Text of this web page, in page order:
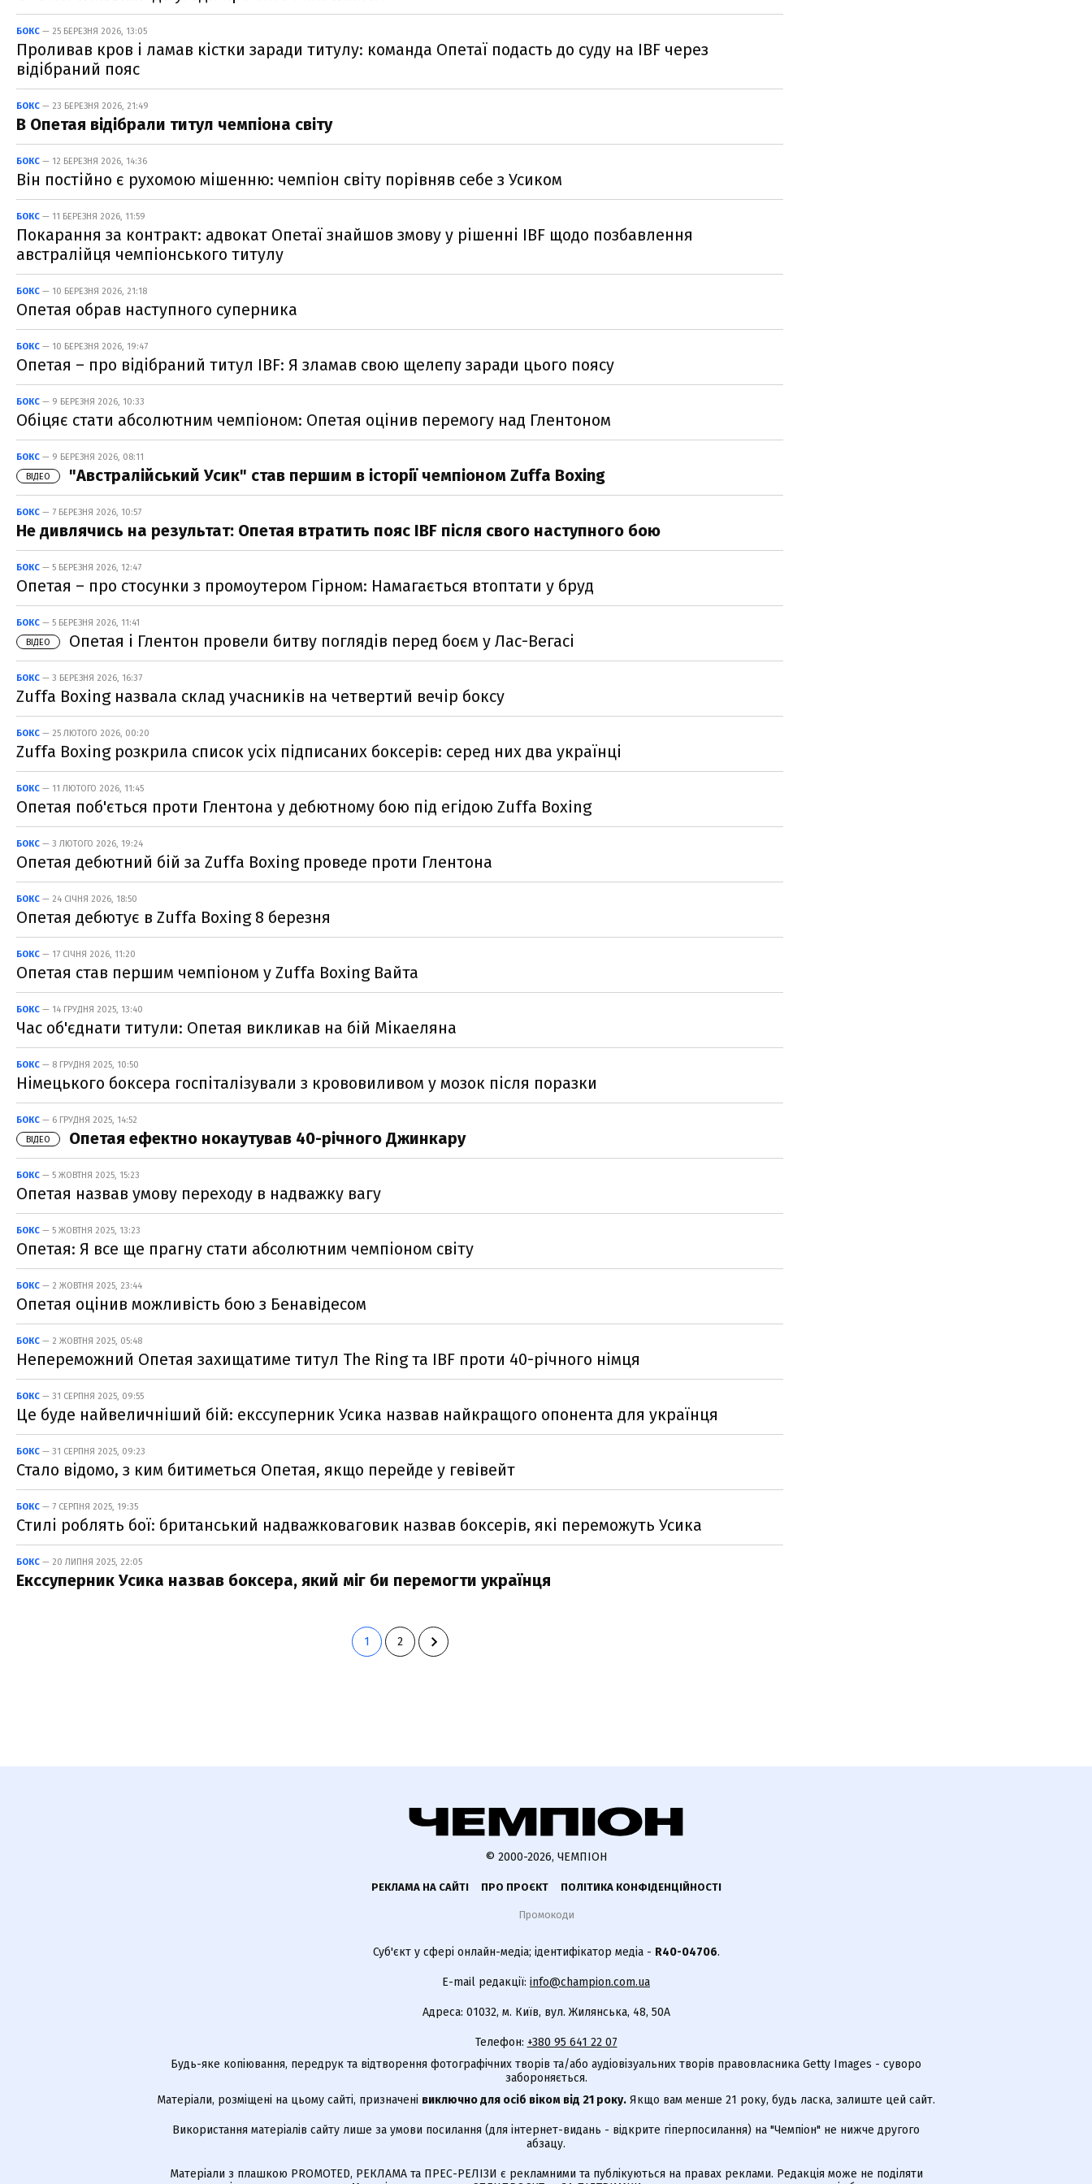
БОКС — 25 БЕРЕЗНЯ 2026, 13:05
Проливав кров і ламав кістки заради титулу: команда Опетаї подасть до суду на IBF через
відібраний пояс
БОКС — 23 БЕРЕЗНЯ 2026, 21:49
В Опетая відібрали титул чемпіона світу
БОКС — 12 БЕРЕЗНЯ 2026, 14:36
Він постійно є рухомою мішенню: чемпіон світу порівняв себе з Усиком
БОКС — 11 БЕРЕЗНЯ 2026, 11:59
Покарання за контракт: адвокат Опетаї знайшов змову у рішенні IBF щодо позбавлення
австралійця чемпіонського титулу
БОКС — 10 БЕРЕЗНЯ 2026, 21:18
Опетая обрав наступного суперника
БОКС — 10 БЕРЕЗНЯ 2026, 19:47
Опетая – про відібраний титул IBF: Я зламав свою щелепу заради цього поясу
БОКС — 9 БЕРЕЗНЯ 2026, 10:33
Обіцяє стати абсолютним чемпіоном: Опетая оцінив перемогу над Глентоном
БОКС — 9 БЕРЕЗНЯ 2026, 08:11
ВІДЕО
"Австралійський Усик" став першим в історії чемпіоном Zuffa Boxing
БОКС — 7 БЕРЕЗНЯ 2026, 10:57
Не дивлячись на результат: Опетая втратить пояс IBF після свого наступного бою
БОКС — 5 БЕРЕЗНЯ 2026, 12:47
Опетая – про стосунки з промоутером Гірном: Намагається втоптати у бруд
БОКС — 5 БЕРЕЗНЯ 2026, 11:41
ВІДЕО
Опетая і Глентон провели битву поглядів перед боєм у Лас-Вегасі
БОКС — 3 БЕРЕЗНЯ 2026, 16:37
Zuffa Boxing назвала склад учасників на четвертий вечір боксу
БОКС — 25 ЛЮТОГО 2026, 00:20
Zuffa Boxing розкрила список усіх підписаних боксерів: серед них два українці
БОКС — 11 ЛЮТОГО 2026, 11:45
Опетая поб'ється проти Глентона у дебютному бою під егідою Zuffa Boxing
БОКС — 3 ЛЮТОГО 2026, 19:24
Опетая дебютний бій за Zuffa Boxing проведе проти Глентона
БОКС — 24 СІЧНЯ 2026, 18:50
Опетая дебютує в Zuffa Boxing 8 березня
БОКС — 17 СІЧНЯ 2026, 11:20
Опетая став першим чемпіоном у Zuffa Boxing Вайта
БОКС — 14 ГРУДНЯ 2025, 13:40
Час об'єднати титули: Опетая викликав на бій Мікаеляна
БОКС — 8 ГРУДНЯ 2025, 10:50
Німецького боксера госпіталізували з крововиливом у мозок після поразки
БОКС — 6 ГРУДНЯ 2025, 14:52
ВІДЕО
Опетая ефектно нокаутував 40-річного Джинкару
БОКС — 5 ЖОВТНЯ 2025, 15:23
Опетая назвав умову переходу в надважку вагу
БОКС — 5 ЖОВТНЯ 2025, 13:23
Опетая: Я все ще прагну стати абсолютним чемпіоном світу
БОКС — 2 ЖОВТНЯ 2025, 23:44
Опетая оцінив можливість бою з Бенавідесом
БОКС — 2 ЖОВТНЯ 2025, 05:48
Непереможний Опетая захищатиме титул The Ring та IBF проти 40-річного німця
БОКС — 31 СЕРПНЯ 2025, 09:55
Це буде найвеличніший бій: екссуперник Усика назвав найкращого опонента для українця
БОКС — 31 СЕРПНЯ 2025, 09:23
Стало відомо, з ким битиметься Опетая, якщо перейде у гевівейт
БОКС — 7 СЕРПНЯ 2025, 19:35
Стилі роблять бої: британський надважковаговик назвав боксерів, які переможуть Усика
БОКС — 20 ЛИПНЯ 2025, 22:05
Екссуперник Усика назвав боксера, який міг би перемогти українця
1 2
© 2000-2026, ЧЕМПІОН
РЕКЛАМА НА САЙТІ ПРО ПРОЄКТ ПОЛІТИКА КОНФІДЕНЦІЙНОСТІ
Промокоди
Суб'єкт у сфері онлайн-медіа; ідентифікатор медіа - R40-04706.
E-mail редакції: info@champion.com.ua
Адреса: 01032, м. Київ, вул. Жилянська, 48, 50А
Телефон: +380 95 641 22 07
Будь-яке копіювання, передрук та відтворення фотографічних творів та/або аудіовізуальних творів правовласника Getty Images - суворо
забороняється.
Матеріали, розміщені на цьому сайті, призначені виключно для осіб віком від 21 року. Якщо вам менше 21 року, будь ласка, залиште цей сайт.
Використання матеріалів сайту лише за умови посилання (для інтернет-видань - відкрите гіперпосилання) на "Чемпіон" не нижче другого
абзацу.
Матеріали з плашкою PROMOTED, РЕКЛАМА та ПРЕС-РЕЛІЗИ є рекламними та публікуються на правах реклами. Редакція може не поділяти